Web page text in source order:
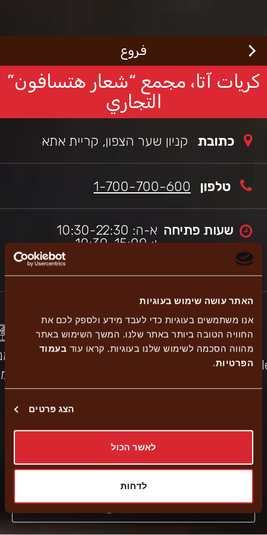
הכי
ישראלי,
site
work
screen
apps.
האתר עושה שימוש בעוגיות
אנו משתמשים בעוגיות כדי לעבד מידע ולספק לכם את
החוויה הטובה ביותר באתר שלנו. המשך השימוש באתר
מהווה הסכמה לשימוש שלנו בעוגיות. קראו עוד בעמוד
הפרטיות.
הצג פרטים
לאשר הכול
לדחות
content
فروع
كريات آتا، مجمع “شعار هتسافون”
التجاري
כתובת קניון שער הצפון, קריית אתא
טלפון 1-700-700-600
שעות פתיחה א-ה: 10:30-22:30
ו: 10:30-15:00
إرسالية
כשר
יוסף
توصيل حتى المنزل
Pickup
Navigate to branch
External
link